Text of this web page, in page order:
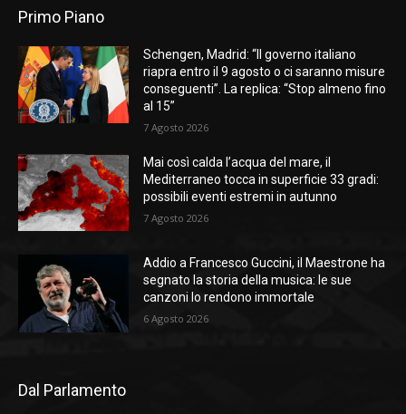
Primo Piano
Schengen, Madrid: “Il governo italiano
riapra entro il 9 agosto o ci saranno misure
conseguenti”. La replica: “Stop almeno fino
al 15”
7 Agosto 2026
Mai così calda l’acqua del mare, il
Mediterraneo tocca in superficie 33 gradi:
possibili eventi estremi in autunno
7 Agosto 2026
Addio a Francesco Guccini, il Maestrone ha
segnato la storia della musica: le sue
canzoni lo rendono immortale
6 Agosto 2026
Dal Parlamento